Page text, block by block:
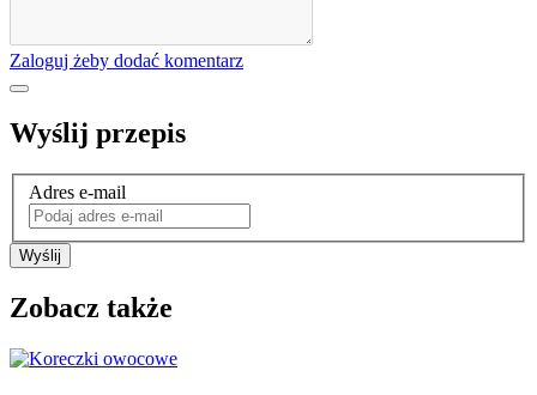
Zaloguj żeby dodać komentarz
Wyślij przepis
Adres e-mail
Wyślij
Zobacz także